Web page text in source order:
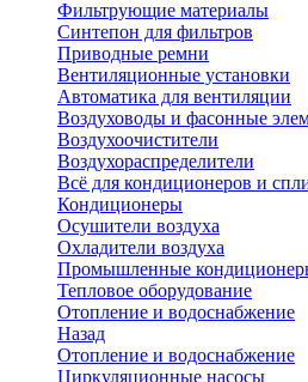
Фильтрующие материалы
Синтепон для фильтров
Приводные ремни
Вентиляционные установки
Автоматика для вентиляции
Воздуховоды и фасонные
Воздухоочистители
Воздухораспределители
Всё для кондиционеров и
Кондиционеры
Осушители воздуха
Охладители воздуха
Промышленные
Тепловое оборудование
Отопление и водоснабжение
Назад
Отопление и водоснабжение
Циркуляционные насосы